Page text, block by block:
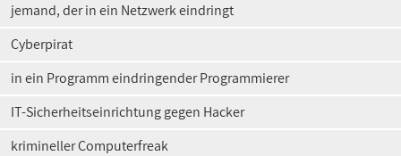
jemand, der in ein Netzwerk eindringt
Cyberpirat
in ein Programm eindringender Programmierer
IT-Sicherheitseinrichtung gegen Hacker
krimineller Computerfreak